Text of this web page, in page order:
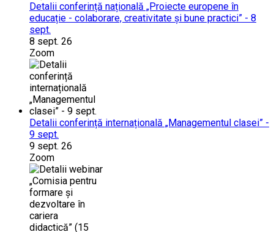
Detalii conferință națională „Proiecte europene în
educație - colaborare, creativitate și bune practici” - 8
sept.
8 sept. 26
Zoom
Detalii conferință internațională „Managementul clasei” -
9 sept.
9 sept. 26
Zoom